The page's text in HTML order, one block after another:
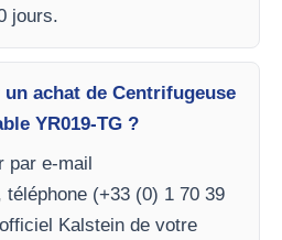
jours.
achat de Centrifugeuse
YR019-TG ?
par e-mail
téléphone (+33 (0) 1 70 39
Kalstein de votre